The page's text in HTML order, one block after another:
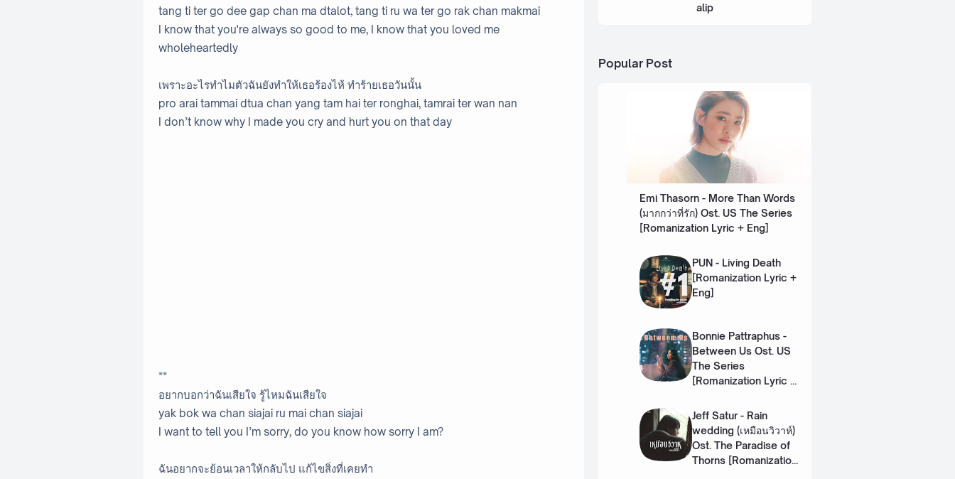
tang ti ter go dee gap chan ma dtalot, tang ti ru wa ter go rak chan makmai
I know that you're always so good to me, I know that you loved me
wholeheartedly
เพราะอะไรทำไมตัวฉันยังทำให้เธอร้องไห้ ทำร้ายเธอวันนั้น
pro arai tammai dtua chan yang tam hai ter ronghai, tamrai ter wan nan
I don’t know why I made you cry and hurt you on that day
**
อยากบอกว่าฉันเสียใจ รู้ไหมฉันเสียใจ
yak bok wa chan siajai ru mai chan siajai
I want to tell you I’m sorry, do you know how sorry I am?
ฉันอยากจะย้อนเวลาให้กลับไป แก้ไขสิ่งที่เคยทำ
alip
Popular Post
Emi Thasorn - More Than Words
(มากกว่าที่รัก) Ost. US The Series
[Romanization Lyric + Eng]
PUN - Living Death
[Romanization Lyric +
Eng]
Bonnie Pattraphus -
Between Us Ost. US
The Series
[Romanization Lyric +
Jeff Satur - Rain
wedding (เหมือนวิวาห์)
Ost. The Paradise of
Thorns [Romanization